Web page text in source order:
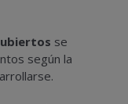
se
según la